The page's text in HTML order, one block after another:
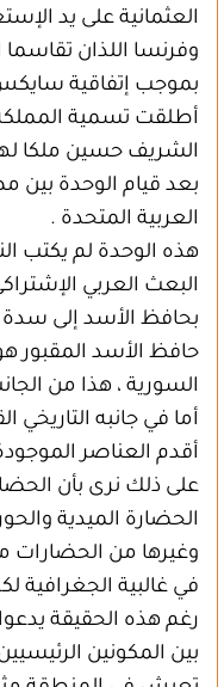
العثمانية على يد
وفرنسا اللذان
بموجب إتفاقية
أطلقت تسمية
الشريف حسين ملكا
بعد قيام الوحدة بين
العربية المتحدة .
هذه الوحدة لم يكتب
البعث العربي
بحافظ الأسد إلى
حافظ الأسد المقبور
السورية ، هذا من
أما في جانبه التاريخي
أقدم العناصر
على ذلك نرى بأن
الحضارة الميدية
وغيرها من
في غالبية الجغرافية
رغم هذه الحقيقة
بين المكونين